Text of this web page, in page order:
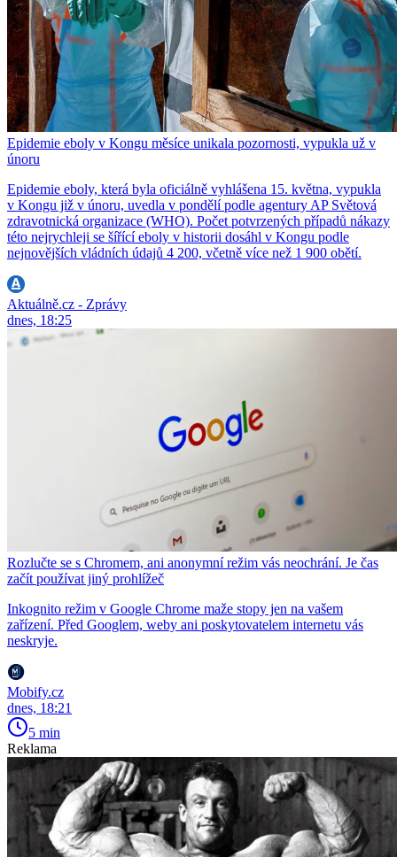
Epidemie eboly v Kongu měsíce unikala pozornosti, vypukla už v
únoru
Epidemie eboly, která byla oficiálně vyhlášena 15. května, vypukla
v Kongu již v únoru, uvedla v pondělí podle agentury AP Světová
zdravotnická organizace (WHO). Počet potvrzených případů nákazy
této nejrychleji se šířící eboly v historii dosáhl v Kongu podle
nejnovějších vládních údajů 4 200, včetně více než 1 900 obětí.
Aktuálně.cz - Zprávy
dnes, 18:25
Rozlučte se s Chromem, ani anonymní režim vás neochrání. Je čas
začít používat jiný prohlížeč
Inkognito režim v Google Chrome maže stopy jen na vašem
zařízení. Před Googlem, weby ani poskytovatelem internetu vás
neskryje.
Mobify.cz
dnes, 18:21
5 min
Reklama